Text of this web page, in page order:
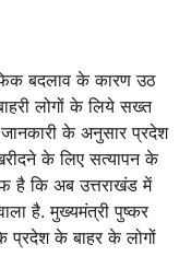
बदलाव के कारण उठ
लोगों के लिये सख्त
जानकारी के अनुसार प्रदेश
के लिए सत्यापन के
है कि अब उत्तराखंड में
है. मुख्यमंत्री पुष्कर
प्रदेश के बाहर के लोगों